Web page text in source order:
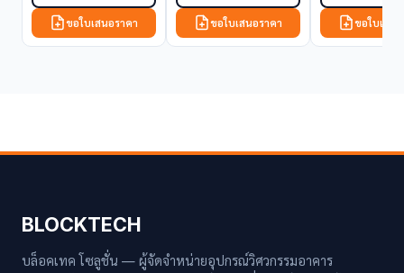
ขอใบเสนอราคา ขอใบเสนอราคา ขอใบเสน
BLOCKTECH
บล็อคเทค โซลูชั่น — ผู้จัดจำหน่ายอุปกรณ์วิศวกรรมอาคาร